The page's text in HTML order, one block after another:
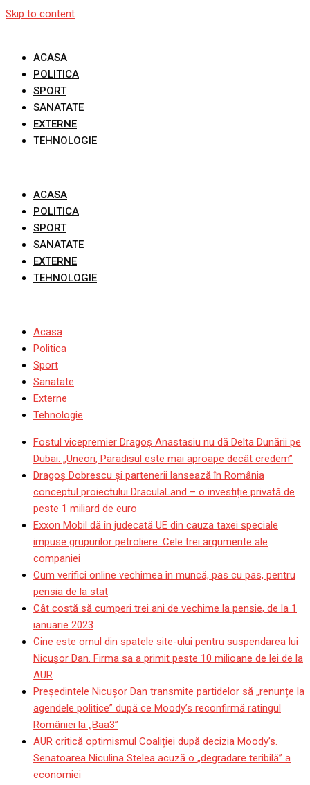
Skip to content
ACASA
POLITICA
SPORT
SANATATE
EXTERNE
TEHNOLOGIE
ACASA
POLITICA
SPORT
SANATATE
EXTERNE
TEHNOLOGIE
Acasa
Politica
Sport
Sanatate
Externe
Tehnologie
Fostul vicepremier Dragoș Anastasiu nu dă Delta Dunării pe
Dubai: „Uneori, Paradisul este mai aproape decât credem”
Dragoş Dobrescu şi partenerii lansează în România
conceptul proiectului DraculaLand – o investiție privată de
peste 1 miliard de euro
Exxon Mobil dă în judecată UE din cauza taxei speciale
impuse grupurilor petroliere. Cele trei argumente ale
companiei
Cum verifici online vechimea în muncă, pas cu pas, pentru
pensia de la stat
Cât costă să cumperi trei ani de vechime la pensie, de la 1
ianuarie 2023
Cine este omul din spatele site-ului pentru suspendarea lui
Nicuşor Dan. Firma sa a primit peste 10 milioane de lei de la
AUR
Președintele Nicușor Dan transmite partidelor să „renunțe la
agendele politice” după ce Moody’s reconfirmă ratingul
României la „Baa3”
AUR critică optimismul Coaliției după decizia Moody’s.
Senatoarea Niculina Stelea acuză o „degradare teribilă” a
economiei